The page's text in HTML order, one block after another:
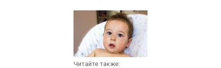
Читайте также: